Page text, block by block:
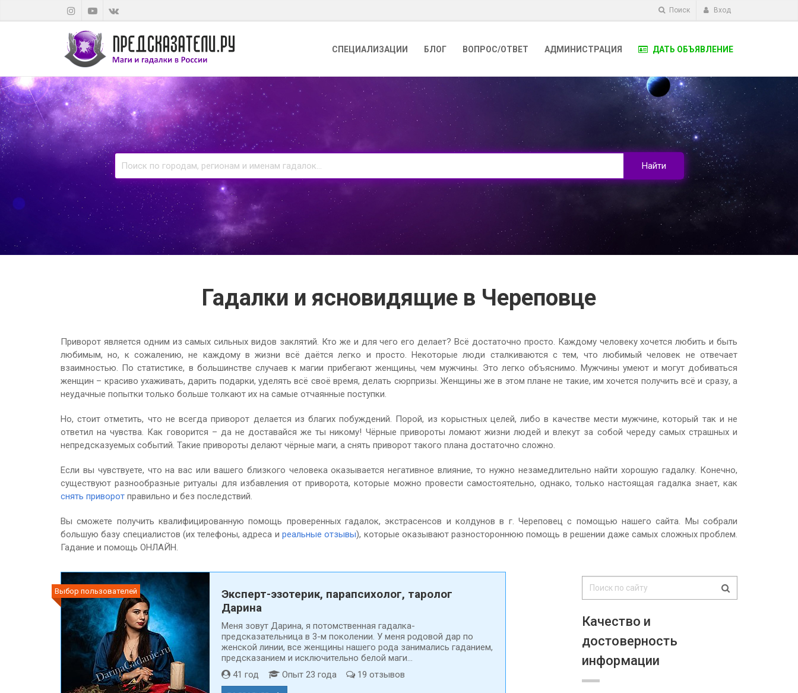
Поиск Вход
СПЕЦИАЛИЗАЦИИ БЛОГ ВОПРОС/ОТВЕТ АДМИНИСТРАЦИЯ ДАТЬ ОБЪЯВЛЕНИЕ
Найти
Гадалки и ясновидящие в Череповце
Приворот является одним из самых сильных видов заклятий. Кто же и для чего его делает? Всё достаточно просто. Каждому человеку хочется любить и быть
любимым, но, к сожалению, не каждому в жизни всё даётся легко и просто. Некоторые люди сталкиваются с тем, что любимый человек не отвечает
взаимностью. По статистике, в большинстве случаев к магии прибегают женщины, чем мужчины. Это легко объяснимо. Мужчины умеют и могут добиваться
женщин – красиво ухаживать, дарить подарки, уделять всё своё время, делать сюрпризы. Женщины же в этом плане не такие, им хочется получить всё и сразу, а
неудачные попытки только больше толкают их на самые отчаянные поступки.
Но, стоит отметить, что не всегда приворот делается из благих побуждений. Порой, из корыстных целей, либо в качестве мести мужчине, который так и не
ответил на чувства. Как говорится – да не доставайся же ты никому! Чёрные привороты ломают жизни людей и влекут за собой череду самых страшных и
непредсказуемых событий. Такие привороты делают чёрные маги, а снять приворот такого плана достаточно сложно.
Если вы чувствуете, что на вас или вашего близкого человека оказывается негативное влияние, то нужно незамедлительно найти хорошую гадалку. Конечно,
существуют разнообразные ритуалы для избавления от приворота, которые можно провести самостоятельно, однако, только настоящая гадалка знает, как
снять приворот правильно и без последствий.
Вы сможете получить квалифицированную помощь проверенных гадалок, экстрасенсов и колдунов в г. Череповец с помощью нашего сайта. Мы собрали
большую базу специалистов (их телефоны, адреса и реальные отзывы), которые оказывают разностороннюю помощь в решении даже самых сложных проблем.
Гадание и помощь ОНЛАЙН.
Выбор пользователей
Эксперт-эзотерик, парапсихолог, таролог
Дарина
Меня зовут Дарина, я потомственная гадалка-
предсказательница в 3-м поколении. У меня родовой дар по
женской линии, все женщины нашего рода занимались гаданием,
предсказанием и исключительно белой маги...
41 год
Опыт 23 года 19 отзывов
Качество и
достоверность
информации